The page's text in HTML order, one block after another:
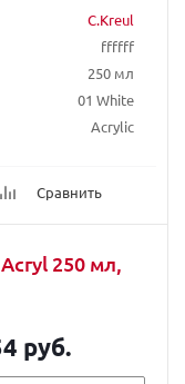
C.Kreul
ffffff
250 мл
01 White
Acrylic
Сравнить
250 мл,
руб.